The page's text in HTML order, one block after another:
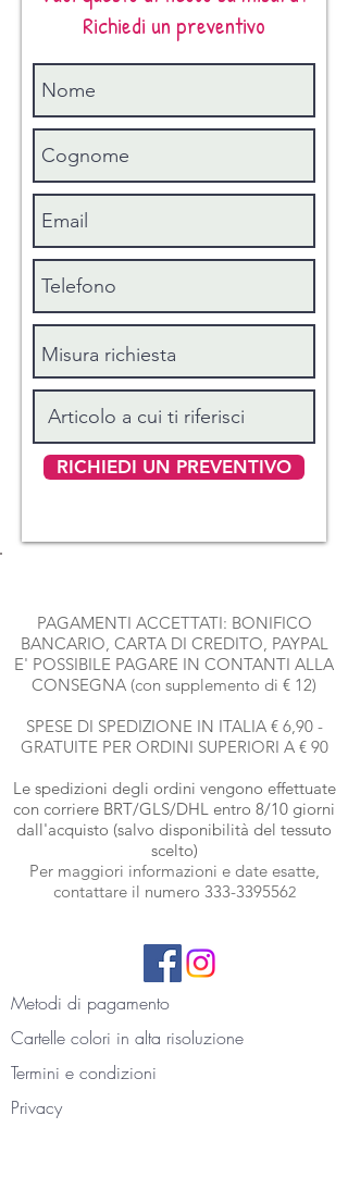
Richiedi un preventivo
RICHIEDI UN PREVENTIVO
PAGAMENTI ACCETTATI: BONIFICO
BANCARIO, CARTA DI CREDITO, PAYPAL
E' POSSIBILE PAGARE IN CONTANTI ALLA
CONSEGNA (con supplemento di € 12)
SPESE DI SPEDIZIONE IN ITALIA € 6,90 -
GRATUITE PER ORDINI SUPERIORI A € 90
Le spedizioni degli ordini vengono effettuate
con corriere BRT/GLS/DHL entro 8/10 giorni
dall'acquisto (salvo disponibilità del tessuto
scelto)
Per maggiori informazioni e date esatte,
contattare il numero 333-3395562
Metodi di pagamento
Cartelle colori in alta risoluzione
Termini e condizioni
Privacy